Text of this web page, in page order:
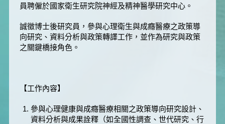
員聘僱於國家衛生研究院神經及精神醫學研究中心。
誠徵博士後研究員，參與心理衛生與成癮醫療之政策導
向研究、資料分析與政策轉譯工作，並作為研究與政策
之關鍵橋接角色。
【工作內容】
參與心理健康與成癮醫療相關之政策導向研究設計、
資料分析與成果詮釋（如全國性調查、世代研究、行